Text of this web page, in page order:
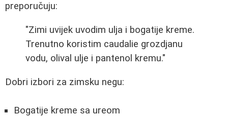
preporučuju:
"Zimi uvijek uvodim ulja i bogatije kreme.
Trenutno koristim caudalie grozdjanu
vodu, olival ulje i pantenol kremu."
Dobri izbori za zimsku negu:
Bogatije kreme sa ureom